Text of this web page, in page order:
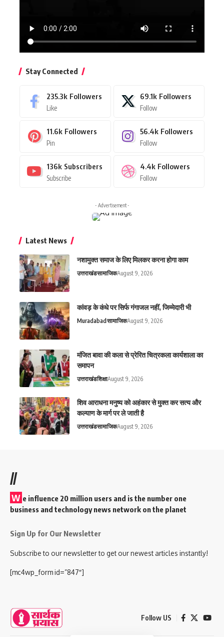
Stay Connected
235.3k Followers
Like
69.1k Followers
Follow
11.6k Followers
Pin
56.4k Followers
Follow
136k Subscribers
Subscribe
4.4k Followers
Follow
- Advertisement -
Latest News
नशामुक्त समाज के लिए मिलकर करना होगा काम
उत्तराखंडसामाजिकAugust 9, 2026
कांवड़ के कंधे पर सिर्फ गंगाजल नहीं, जिम्मेदारी भी
MuradabadसामाजिकAugust 9, 2026
मंजित बावा की कला से प्रेरित चित्रकला कार्यशाला का
समापन
उत्तराखंडशिक्षाAugust 9, 2026
शिव आराधना मनुष्य को अहंकार से मुक्त कर सत्य और
कल्याण के मार्ग पर ले जाती है
उत्तराखंडसामाजिकAugust 9, 2026
//
W e influence 20 million users and is the number one
business and technology news network on the planet
Sign Up for Our Newsletter
Subscribe to our newsletter to get our newest articles instantly!
[mc4wp_form id=”847″]
Follow US